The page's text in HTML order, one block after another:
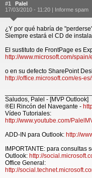
#1
Palel
17/03/2010 - 11:20 | Informe spam
¿Y por qué habría de
Siempre estará el CD de
El sustituto de FrontPage es
http://www.microsoft.com/
o en su defecto SharePoint
http://office.microsoft.com/es-
Saludos, Palel - [MVP Outlook]
®El Rincón del Navegante -
Vídeo Tutoriales:
http://www.youtube.com/
ADD-IN para Outlook: http://
IMPORTANTE: para consultas
Outlook: http://
Office General:
http://